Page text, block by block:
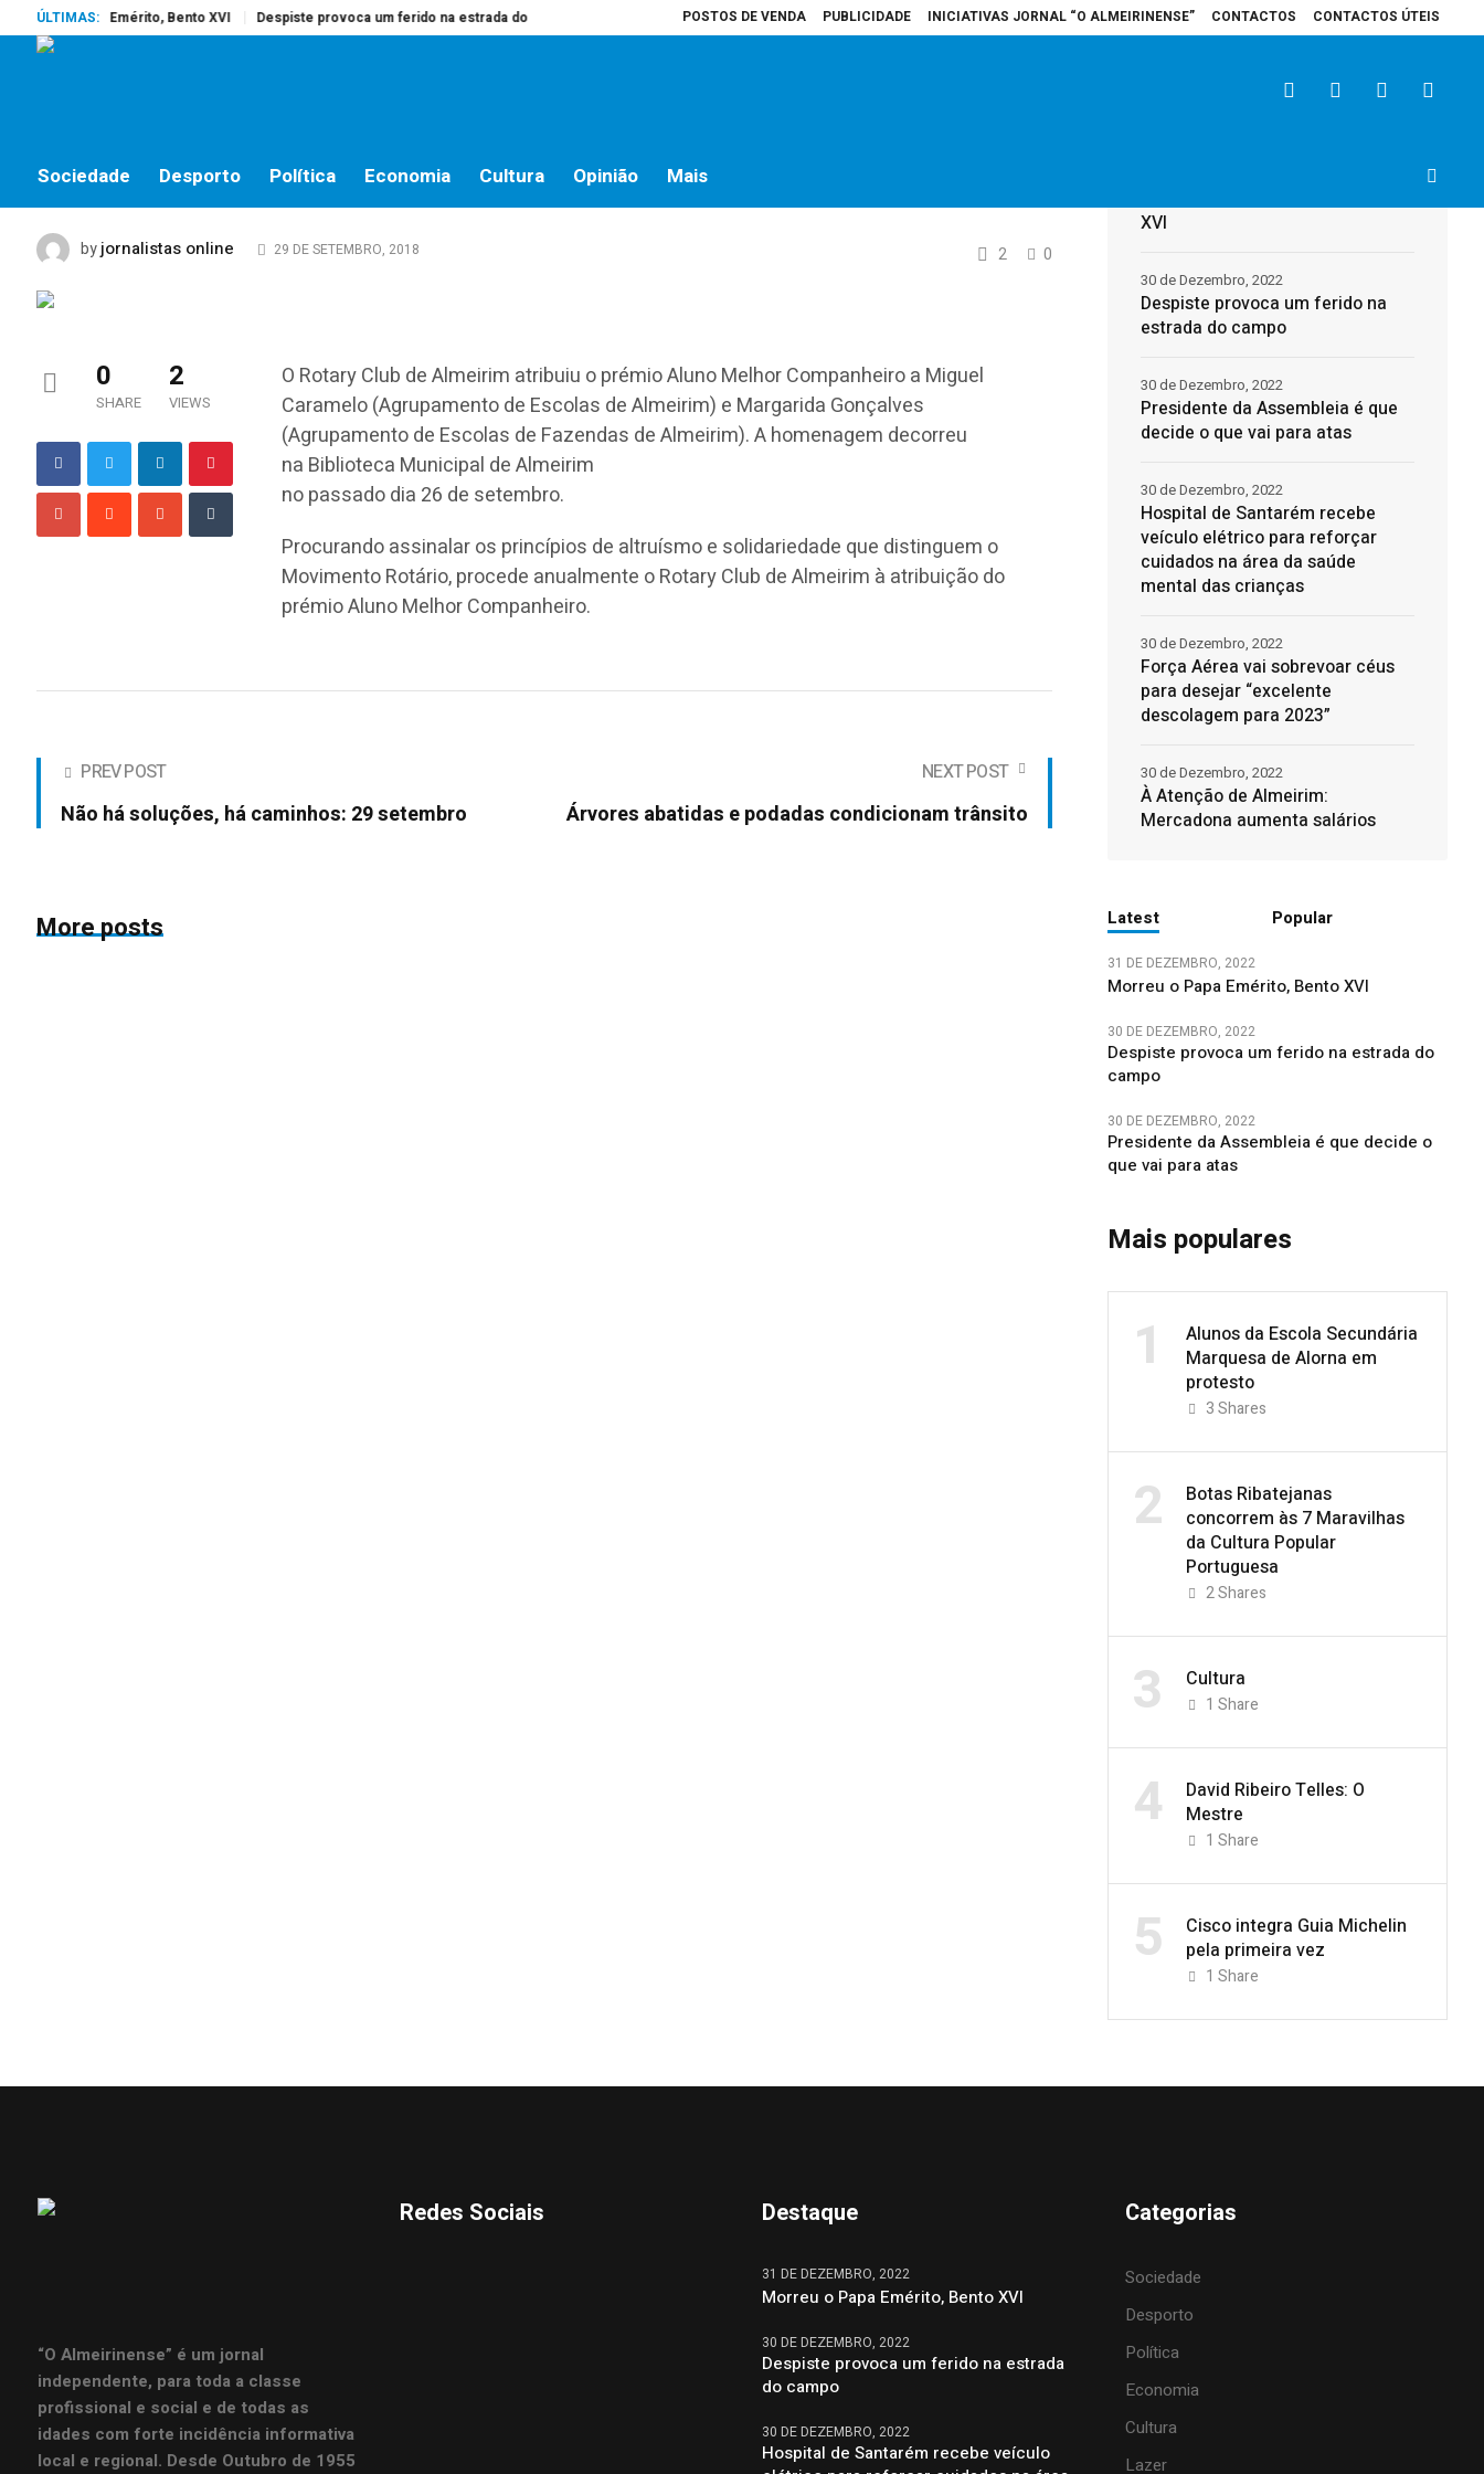
POSTOS DE VENDA PUBLICIDADE INICIATIVAS JORNAL “O ALMEIRINENSE” CONTACTOS CONTACTOS ÚTEIS
ÚLTIMAS:
o Papa Emérito, Bento XVI Despiste provoca um ferido na estrada do campo Presidente da Assembleia é que decide o que vai para atas Hospital de Santarém recebe veículo elétrico para reforçar cuidados na área
Sociedade Desporto Política Economia Cultura Opinião Mais
distinguidos pelo Rotary Club de Almeirim
2 0
byjornalistas online 29 DE SETEMBRO, 2018
0
SHARE
2
VIEWS
O RotaryClub de Almeirim atribuiu o prémio Aluno Melhor Companheiro a Miguel
Caramelo (Agrupamento de Escolas de Almeirim) e Margarida Gonçalves
(Agrupamento de Escolas de Fazendas de Almeirim). A homenagem decorreu
na Biblioteca Municipal de Almeirim
no passado dia 26 de setembro.
Procurando assinalar os princípios de altruísmo e solidariedade que distinguem o
Movimento Rotário, procede anualmente oRotaryClub de Almeirim à atribuição do
prémio Aluno Melhor Companheiro.
PREV POST
Não há soluções, há caminhos: 29 setembro
NEXT POST
Árvores abatidas e podadas condicionam trânsito
More posts
XVI
Despiste provoca um ferido na
estrada do campo
30 de Dezembro, 2022
Presidente da Assembleia é que
decide o que vai para atas
30 de Dezembro, 2022
Hospital de Santarém recebe
veículo elétrico para reforçar
cuidados na área da saúde
mental das crianças
30 de Dezembro, 2022
Força Aérea vai sobrevoar céus
para desejar “excelente
descolagem para 2023”
30 de Dezembro, 2022
À Atenção de Almeirim:
Mercadona aumenta salários
30 de Dezembro, 2022
Latest Popular
31 DE DEZEMBRO, 2022
Morreu o Papa Emérito, Bento XVI
30 DE DEZEMBRO, 2022
Despiste provoca um ferido na estrada do
campo
30 DE DEZEMBRO, 2022
Presidente da Assembleia é que decide o
que vai para atas
Mais populares
1
Alunos da Escola Secundária
Marquesa de Alorna em
protesto
3Shares
2
Botas Ribatejanas
concorrem às 7 Maravilhas
da Cultura Popular
Portuguesa
2Shares
3 Cultura
1 Share
4
David Ribeiro Telles: O
Mestre
1 Share
5
Cisco integra Guia Michelin
pela primeira vez
1 Share
“O Almeirinense” é um jornal
independente, para toda a classe
profissional e social e de todas as
idades com forte incidência informativa
local e regional. Desde Outubro de 1955
Redes Sociais Destaque
31 DE DEZEMBRO, 2022
Morreu o Papa Emérito, Bento XVI
30 DE DEZEMBRO, 2022
Despiste provoca um ferido na estrada
do campo
30 DE DEZEMBRO, 2022
Hospital de Santarém recebe veículo
Categorias
Sociedade
Desporto
Política
Economia
Cultura
Lazer